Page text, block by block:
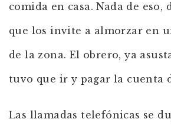
comida en casa. Nada de eso,
que los invite a almorzar en
de la zona. El obrero, ya
tuvo que ir y pagar la cuenta
Las llamadas telefónicas se